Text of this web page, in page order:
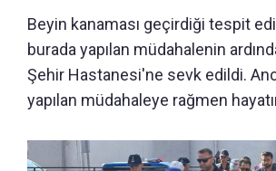
Beyin kanaması geçirdiği tespit
burada yapılan müdahalenin
Şehir Hastanesi'ne sevk edildi.
yapılan müdahaleye rağmen